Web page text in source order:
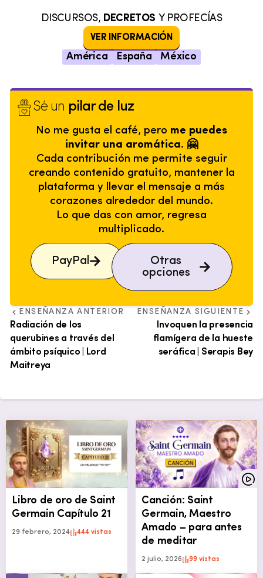
DISCURSOS, DECRETOS Y PROFECÍAS
VER INFORMACIÓN
América España México
Sé un pilar de luz
No me gusta el café, pero me puedes
invitar una aromática. 🤗
Cada contribución me permite seguir
creando contenido gratuito, mantener la
plataforma y llevar el mensaje a más
corazones alrededor del mundo.
Lo que das con amor, regresa
multiplicado.
PayPal
Otras
opciones
ENSEÑANZA ANTERIOR
Radiación de los
querubines a través del
ámbito psíquico | Lord
Maitreya
ENSEÑANZA SIGUIENTE
Invoquen la presencia
flamígera de la hueste
seráfica | Serapis Bey
Libro de oro de Saint
Germain Capítulo 21
29 febrero, 2024 444 vistas
Canción: Saint
Germain, Maestro
Amado – para antes
de meditar
2 julio, 2026 99 vistas